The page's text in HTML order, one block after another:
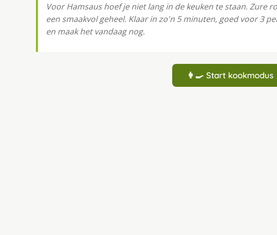
Voor Hamsaus hoef je niet lang in de keuken te staan. Zure
een smaakvol geheel. Klaar in zo'n 5 minuten, goed voor 3
en maak het vandaag nog.
👩‍🍳 Start kookmodus